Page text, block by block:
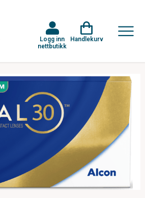
Logg inn
nettbutikk
Handlekurv